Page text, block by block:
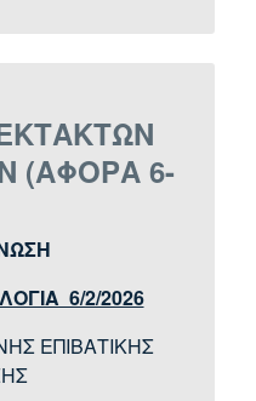
(ΑΦΟΡΑ 6-
6/2/2026
ΕΠΙΒΑΤΙΚΗΣ